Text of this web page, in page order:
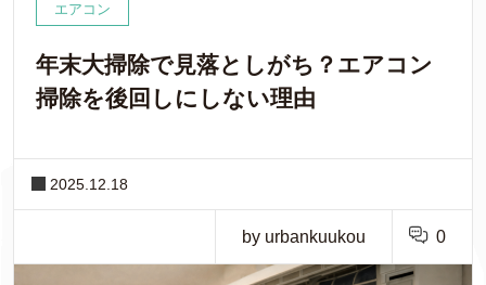
エアコン
年末大掃除で見落としがち？エアコン
掃除を後回しにしない理由
2025.12.18
by urbankuukou 0